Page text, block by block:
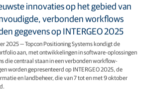
innovaties op het gebied van
verbonden workflows
gegevens op INTERGEO 2025
2025 — Topcon Positioning Systems kondigt de
aan, met ontwikkelingen in software-oplossingen
die centraal staan in een verbonden workflow-
worden gepresenteerd op INTERGEO 2025, de
en landbeheer, die van 7 tot en met 9 oktober